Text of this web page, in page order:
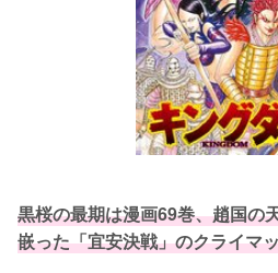
黒桜の最期は漫画69巻、趙国の
嵌った「宜安決戦」のクライマ